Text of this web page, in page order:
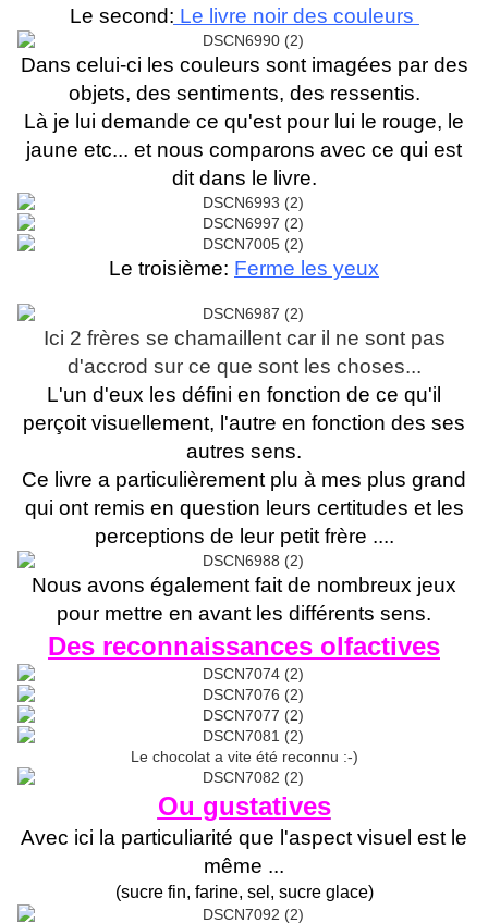
Le second: Le livre noir des couleurs
Dans celui-ci les couleurs sont imagées par des
objets, des sentiments, des ressentis.
Là je lui demande ce qu'est pour lui le rouge, le
jaune etc... et nous comparons avec ce qui est
dit dans le livre.
Le troisième: Ferme les yeux
Ici 2 frères se chamaillent car il ne sont pas
d'accrod sur ce que sont les choses...
L'un d'eux les défini en fonction de ce qu'il
perçoit visuellement, l'autre en fonction des ses
autres sens.
Ce livre a particulièrement plu à mes plus grand
qui ont remis en question leurs certitudes et les
perceptions de leur petit frère ....
Nous avons également fait de nombreux jeux
pour mettre en avant les différents sens.
Des reconnaissances olfactives
Le chocolat a vite été reconnu :-)
Ou gustatives
Avec ici la particuliarité que l'aspect visuel est le
même ...
(sucre fin, farine, sel, sucre glace)